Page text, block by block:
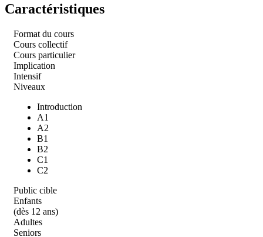
Caractéristiques
Format du cours
Cours collectif
Cours particulier
Implication
Intensif
Niveaux
Introduction
A1
A2
B1
B2
C1
C2
Public cible
Enfants
(dès 12 ans)
Adultes
Seniors